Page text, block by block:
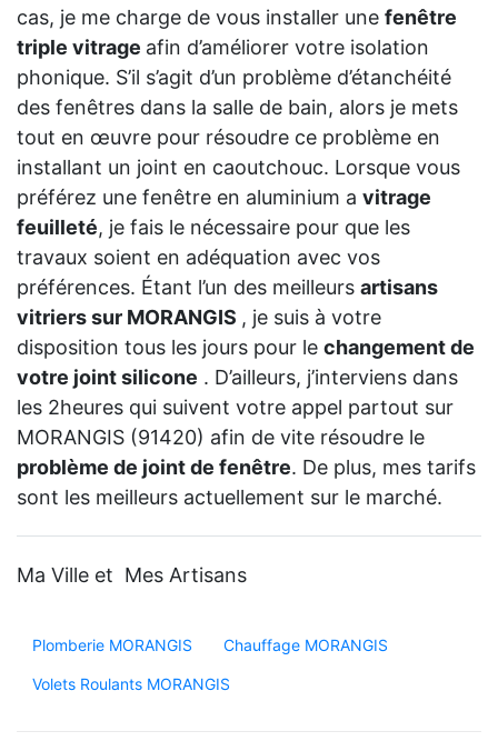
cas, je me charge de vous installer une fenêtre
triple vitrage afin d’améliorer votre isolation
phonique. S’il s’agit d’un problème d’étanchéité
des fenêtres dans la salle de bain, alors je mets
tout en œuvre pour résoudre ce problème en
installant un joint en caoutchouc. Lorsque vous
préférez une fenêtre en aluminium a vitrage
feuilleté, je fais le nécessaire pour que les
travaux soient en adéquation avec vos
préférences. Étant l’un des meilleurs artisans
vitriers sur MORANGIS , je suis à votre
disposition tous les jours pour le changement de
votre joint silicone . D’ailleurs, j’interviens dans
les 2heures qui suivent votre appel partout sur
MORANGIS (91420) afin de vite résoudre le
problème de joint de fenêtre. De plus, mes tarifs
sont les meilleurs actuellement sur le marché.
Ma Ville et Mes Artisans
Plomberie MORANGIS Chauffage MORANGIS
Volets Roulants MORANGIS